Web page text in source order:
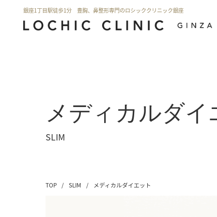
銀座1丁目駅徒歩1分 豊胸、鼻整形専門のロシッククリニック銀座
メディカルダイ
SLIM
TOP / SLIM / メディカルダイエット